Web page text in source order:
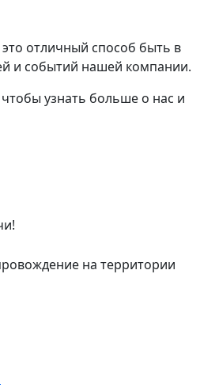
отличный способ быть в
и событий нашей компании.
узнать больше о нас и
на территории